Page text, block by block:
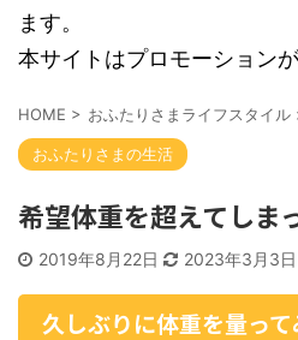
ます。
本サイトはプロモーション
HOME > おふたりさまライフスタイル
おふたりさまの生活
希望体重を超えてしま
2019年8月22日 2023年3月3日
久しぶりに体重を量って